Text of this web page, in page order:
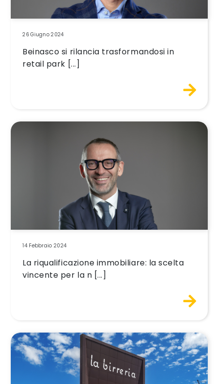
26 Giugno 2024
Beinasco si rilancia trasformandosi in
retail park [...]
14 Febbraio 2024
La riqualificazione immobiliare: la scelta
vincente per la n [...]